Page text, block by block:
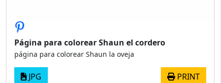
Página para colorear Shaun el cordero
página para colorear Shaun la oveja
JPG PRINT